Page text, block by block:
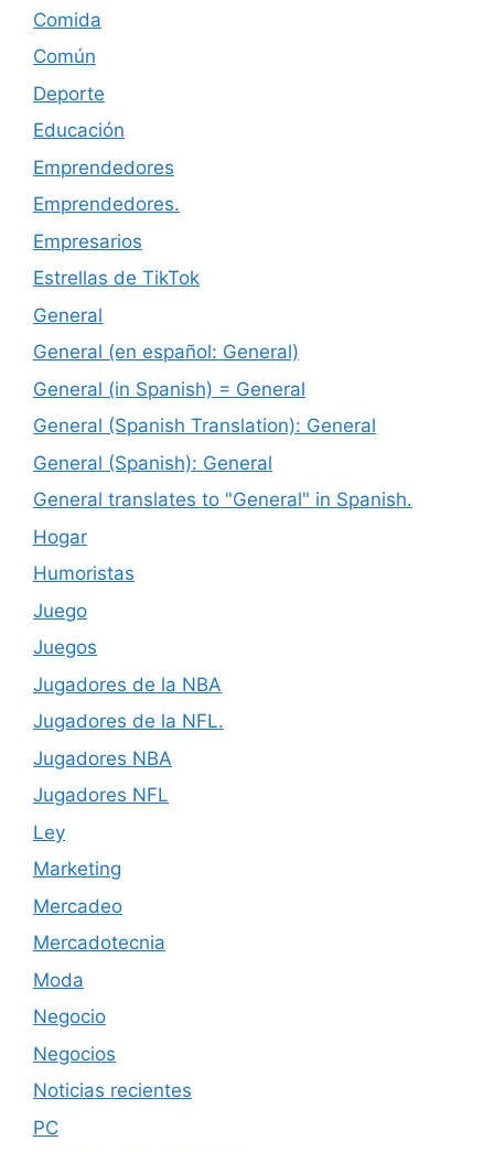
Comida
Común
Deporte
Educación
Emprendedores
Emprendedores.
Empresarios
Estrellas de TikTok
General
General (en español: General)
General (in Spanish) = General
General (Spanish Translation): General
General (Spanish): General
General translates to "General" in Spanish.
Hogar
Humoristas
Juego
Juegos
Jugadores de la NBA
Jugadores de la NFL.
Jugadores NBA
Jugadores NFL
Ley
Marketing
Mercadeo
Mercadotecnia
Moda
Negocio
Negocios
Noticias recientes
PC